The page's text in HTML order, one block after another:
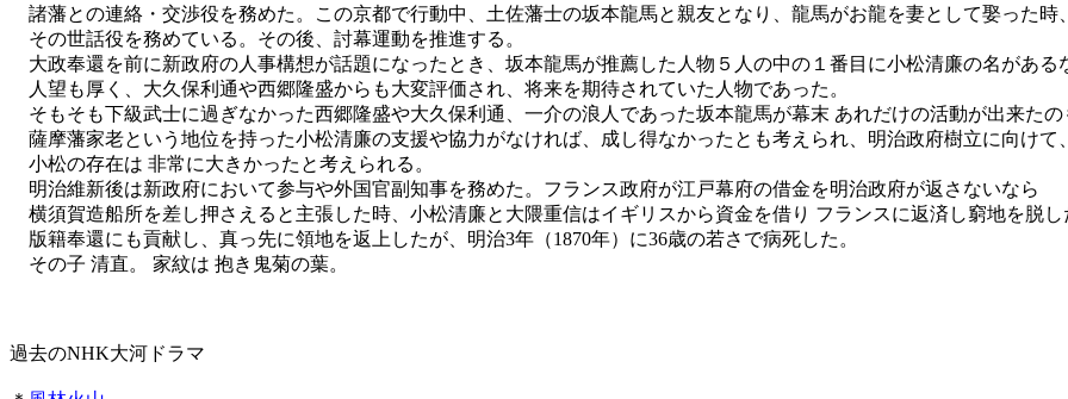
諸藩との連絡・交渉役を務めた。この京都で行動中、土佐藩士の坂本龍馬と親友となり、龍馬がお龍を妻として娶った時、
その世話役を務めている。その後、討幕運動を推進する。
大政奉還を前に新政府の人事構想が話題になったとき、坂本龍馬が推薦した人物５人の中の１番目に小松清廉の名がある
人望も厚く、大久保利通や西郷隆盛からも大変評価され、将来を期待されていた人物であった。
そもそも下級武士に過ぎなかった西郷隆盛や大久保利通、一介の浪人であった坂本龍馬が幕末 あれだけの活動が出来たの
薩摩藩家老という地位を持った小松清廉の支援や協力がなければ、成し得なかったとも考えられ、明治政府樹立に向けて、
小松の存在は 非常に大きかったと考えられる。
明治維新後は新政府において参与や外国官副知事を務めた。フランス政府が江戸幕府の借金を明治政府が返さないなら
横須賀造船所を差し押さえると主張した時、小松清廉と大隈重信はイギリスから資金を借り フランスに返済し窮地を脱し
版籍奉還にも貢献し、真っ先に領地を返上したが、明治3年（1870年）に36歳の若さで病死した。
その子 清直。 家紋は 抱き鬼菊の葉。
過去のNHK大河ドラマ